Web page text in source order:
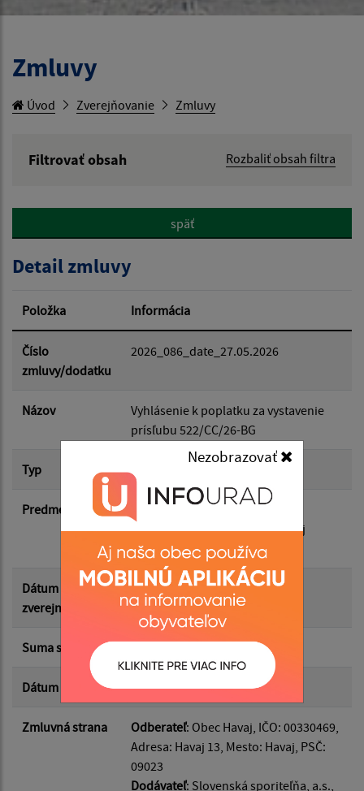
Nezobrazovať
Zmluvy
Úvod Zverejňovanie Zmluvy
Filtrovať obsah
Rozbaliť obsah filtra
Hľadať v:
Dátum od:
Dátum do:
Suma od:
Suma do:
Filtrovať Reset
späť
Detail zmluvy
Položka Informácia
Číslo
zmluvy/dodatku
2026_086_date_27.05.2026
Názov
Vyhlásenie k poplatku za vystavenie
prísľubu 522/CC/26-BG
Typ Hlavná zmluva
Predmet
Žiadosť o vystavenie záväzného
prísľubu na vystavenie bankovej
záruky
Dátum
zverejnenia
27.05.2026
Suma s DPH*
Dátum uzavretia 27.05.2026
Zmluvná strana Odberateľ: Obec Havaj, IČO: 00330469,
Adresa: Havaj 13, Mesto: Havaj, PSČ:
09023
Dodávateľ: Slovenská sporiteľňa, a.s.,